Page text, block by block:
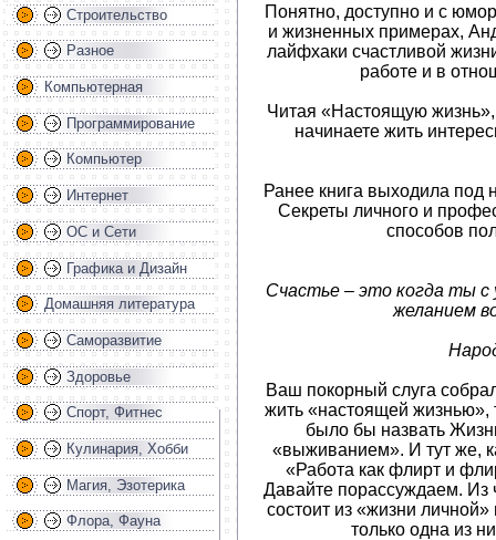
Строительство
Разное
Компьютерная
Программирование
Компьютер
Интернет
ОС и Сети
Графика и Дизайн
Домашняя литература
Саморазвитие
Здоровье
Спорт, Фитнес
Кулинария, Хобби
Магия, Эзотерика
Флора, Фауна
Понятно, доступно и с
и жизненных примерах,
лайфхаки счастливой
работе и в
Читая «Настоящую жизнь»,
начинаете жить
Ранее книга выходила под
Секреты личного и
способов
Счастье – это когда ты с
желанием
Ваш покорный слуга
жить «настоящей жизнью»,
было бы назвать
«выживанием». И тут же,
«Работа как флирт и
Давайте порассуждаем. Из
состоит из «жизни
только одна из